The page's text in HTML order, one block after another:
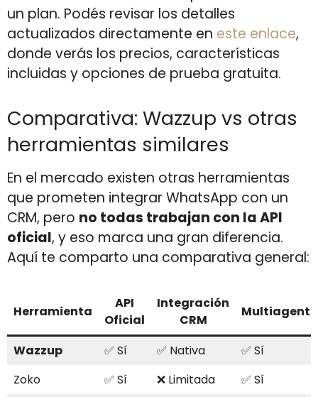
un plan. Podés revisar los detalles
actualizados directamente en este enlace,
donde verás los precios, características
incluidas y opciones de prueba gratuita.
Comparativa: Wazzup vs otras
herramientas similares
En el mercado existen otras herramientas
que prometen integrar WhatsApp con un
CRM, pero no todas trabajan con la API
oficial, y eso marca una gran diferencia.
Aquí te comparto una comparativa general:
Herramienta
API
Oficial
Integración
CRM
Multiagente
Wazzup ✅ Sí ✅ Nativa
✅ Sí
Zoko
✅ Sí ❌ Limitada ✅ Sí